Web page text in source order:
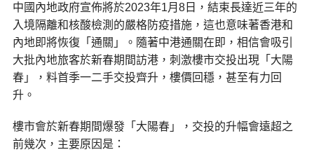
中國內地政府宣佈將於2023年1月8日，結束長達近三年的
入境隔離和核酸檢測的嚴格防疫措施，這也意味著香港和
內地即將恢復「通關」。隨著中港通關在即，相信會吸引
大批內地旅客於新春期間訪港，刺激樓市交投出現「大陽
春」，料首季一二手交投齊升，樓價回穩，甚至有力回
升。
樓市會於新春期間爆發「大陽春」，交投的升幅會遠超之
前幾次，主要原因是：